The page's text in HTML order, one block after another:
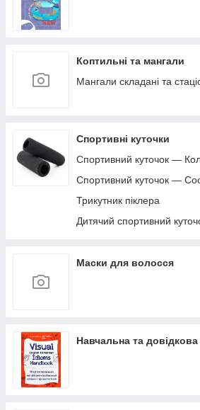
Коптильні та мангали
Мангали складані та
Спортивні куточки
Спортивний куточок —
Спортивний куточок —
Трикутник піклера
Дитячий спортивний
Маски для волосся
Навчальна та довідкова